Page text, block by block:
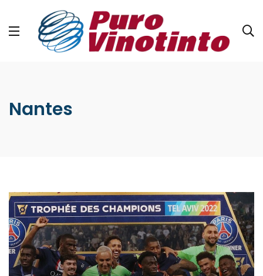
Nantes